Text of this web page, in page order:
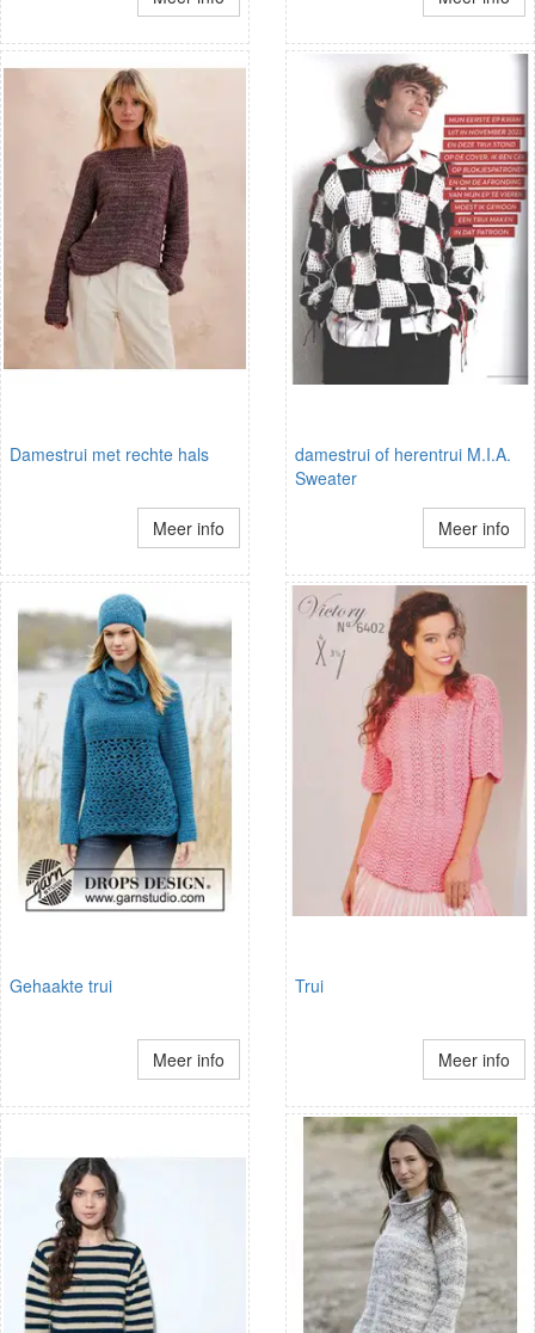
Damestrui met rechte hals
Meer info
damestrui of herentrui M.I.A.
Sweater
Meer info
Gehaakte trui
Meer info
Trui
Meer info